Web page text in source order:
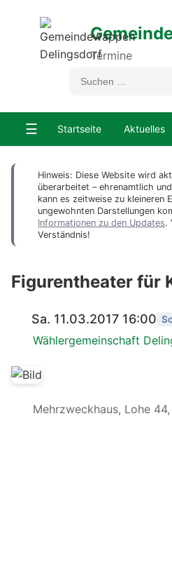
Termine
☰ Startseite Aktuelles
Hinweis: Diese Website wird
überarbeitet – ehrenamtlich
kann es zeitweise zu kleineren
ungewohnten Darstellungen
Informationen zu den Updates.
Verständnis!
Figurentheater für
Sa. 11.03.2017 16:00
Wählergemeinschaft
Mehrzweckhaus, Lohe